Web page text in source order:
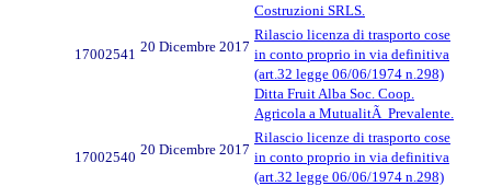
Costruzioni SRLS.
17002541 20 Dicembre 2017
Rilascio licenza di trasporto cose
in conto proprio in via definitiva
(art.32 legge 06/06/1974 n.298)
Ditta Fruit Alba Soc. Coop.
Agricola a MutualitÃ Prevalente.
17002540 20 Dicembre 2017
Rilascio licenze di trasporto cose
in conto proprio in via definitiva
(art.32 legge 06/06/1974 n.298)